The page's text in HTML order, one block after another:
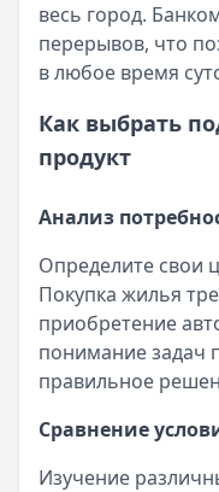
весь город.
перерывов, что
в любое время
Как выбрать
продукт
Анализ
Определите свои
Покупка жилья
приобретение
понимание задач
правильное
Сравнение
Изучение